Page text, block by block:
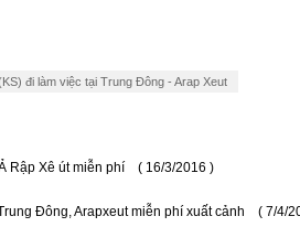
đi làm việc tại Trung Đông - Arap Xeut
Rập Xê út miễn phí ( 16/3/2016 )
Đông, Arapxeut miễn phí xuất cảnh ( 7/4/